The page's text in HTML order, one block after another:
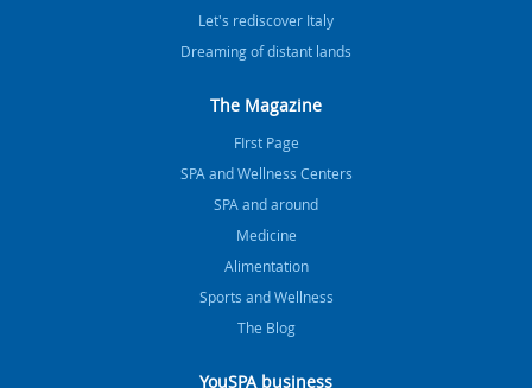
Let's rediscover Italy
Dreaming of distant lands
The Magazine
FIrst Page
SPA and Wellness Centers
SPA and around
Medicine
Alimentation
Sports and Wellness
The Blog
YouSPA business